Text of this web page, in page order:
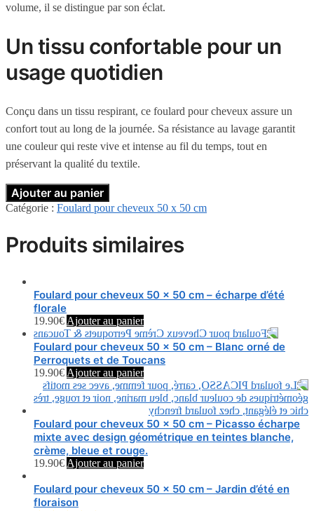
volume, il se distingue par son éclat.
Un tissu confortable pour un
usage quotidien
Conçu dans un tissu respirant, ce foulard pour cheveux assure un
confort tout au long de la journée. Sa résistance au lavage garantit
une couleur qui reste vive et intense au fil du temps, tout en
préservant la qualité du textile.
Ajouter au panier
Catégorie : Foulard pour cheveux 50 x 50 cm
Produits similaires
Foulard pour cheveux 50 x 50 cm – écharpe d’été
florale
19.90€ Ajouter au panier
Foulard pour cheveux 50 x 50 cm – Blanc orné de
Perroquets et de Toucans
19.90€ Ajouter au panier
Foulard pour cheveux 50 x 50 cm – Picasso écharpe
mixte avec design géométrique en teintes blanche,
crème, bleue et rouge.
19.90€ Ajouter au panier
Foulard pour cheveux 50 x 50 cm – Jardin d’été en
floraison